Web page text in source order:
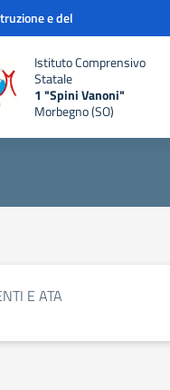
e del
Istituto Comprensivo
Statale
1 "Spini Vanoni"
Morbegno (SO)
E ATA